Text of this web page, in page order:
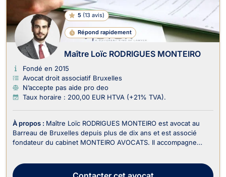
5 (13 avis)
Répond rapidement
Maître Loïc RODRIGUES MONTEIRO
Fondé en 2015
Avocat droit associatif Bruxelles
N’accepte pas aide pro deo
Taux horaire : 200,00 EUR HTVA (+21% TVA).
À propos : Maître Loïc RODRIGUES MONTEIRO est avocat au
Barreau de Bruxelles depuis plus de dix ans et est associé
fondateur du cabinet MONTEIRO AVOCATS. Il accompagne
dirigeants d'entreprise. Son cabinet assure d'ailleurs...